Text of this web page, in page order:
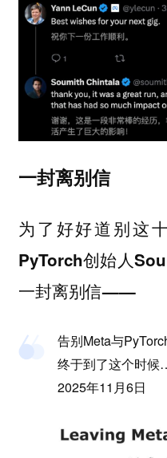
一封离别信
为了好好道别这
PyTorch创始人
一封离别信——
告别Meta与
终于到了这个时
2025年11月6日